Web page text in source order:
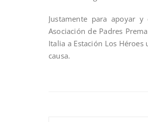
Justamente para apoyar
Asociación de Padres
Italia a Estación Los
causa.